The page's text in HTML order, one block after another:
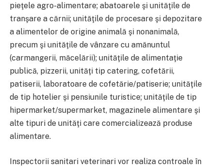
pieţele agro-alimentare; abatoarele şi unităţile de
tranşare a cărnii; unităţile de procesare şi depozitare
a alimentelor de origine animală şi nonanimală,
precum şi unităţile de vânzare cu amănuntul
(carmangerii, măcelării); unităţile de alimentaţie
publică, pizzerii, unităţi tip catering, cofetării,
patiserii, laboratoare de cofetărie/patiserie; unităţile
de tip hotelier şi pensiunile turistice; unităţile de tip
hipermarket/supermarket, magazinele alimentare şi
alte tipuri de unităţi care comercializează produse
alimentare.
Inspectorii sanitari veterinari vor realiza controale în